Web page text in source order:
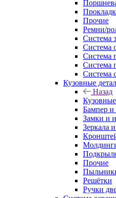
Прочие
Ремни/
Система
Система
Система
Система
Система
Кузовные
Назад
Бампер и
Замки и
Зеркала
Прочие
Решётки
Ручки